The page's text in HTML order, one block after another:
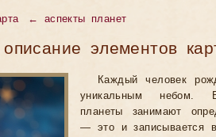
← аспекты планет
элементов
Каждый человек
уникальным небом.
планеты занимают
— это и записывается в